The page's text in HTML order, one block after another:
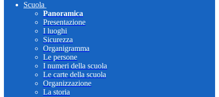
Scuola
Panoramica
Presentazione
I luoghi
Sicurezza
Organigramma
Le persone
I numeri della scuola
Le carte della scuola
Organizzazione
La storia